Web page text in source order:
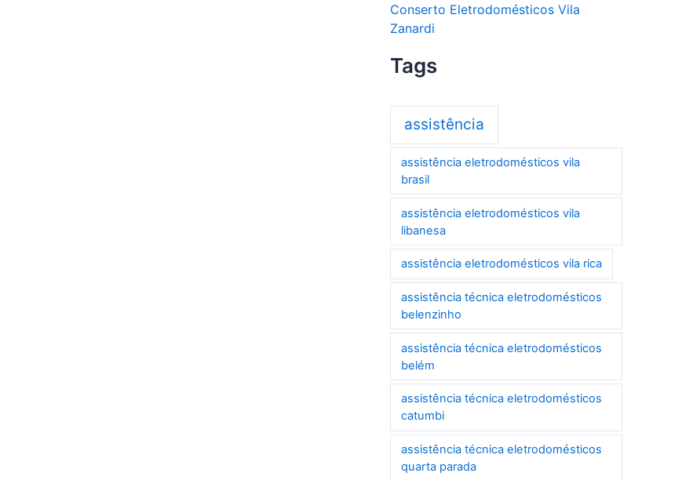
Conserto Eletrodomésticos Vila
Zanardi
Tags
assistência
assistência eletrodomésticos vila
brasil
assistência eletrodomésticos vila
libanesa
assistência eletrodomésticos vila rica
assistência técnica eletrodomésticos
belenzinho
assistência técnica eletrodomésticos
belém
assistência técnica eletrodomésticos
catumbi
assistência técnica eletrodomésticos
quarta parada